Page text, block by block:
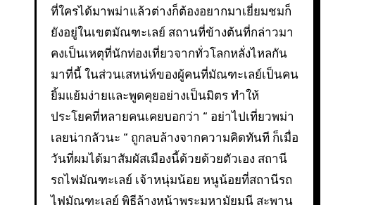
ที่ใครได้มาพม่าแล้วต่างก็ต้องอยากมาเยี่ยมชมก็
ยังอยู่ในเขตมัณฑะเลย์ สถานที่ข้างต้นที่กล่าวมา
คงเป็นเหตุที่นักท่องเที่ยวจากทั่วโลกหลั่งไหลกัน
มาที่นี้ ในส่วนเสหน่ห์ของผู้คนที่มัณฑะเลย์เป็นคน
ยิ้มแย้มง่ายและพูดคุยอย่างเป็นมิตร ทําให้
ประโยคที่หลายคนเคยบอกว่า “ อย่าไปเที่ยวพม่า
เลยน่ากลัวนะ “ ถูกลบล้างจากความคิดทันที ก็เมื่อ
วันที่ผมได้มาสัมผัสเมืองนี้ด้วยด้วยตัวเอง สถานี
รถไฟมัณฑะเลย์ เจ้าหนุ่มน้อย หนูน้อยที่สถานีรถ
ไฟมัณฑะเลย์ พิธีล้างหน้าพระมหามัยมุนี สะพาน